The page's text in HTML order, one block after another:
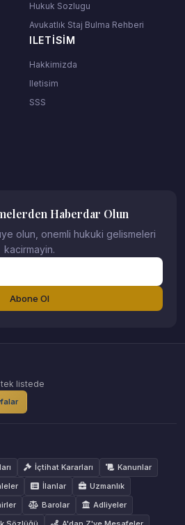
Hukuk Sozlugu
Avukatlık Staj Bulma Rehberi
ILETISIM
Hakkimizda
Iletisim
SSS
Haberdar Olun
olun, onemli hukuki gelismeleri
kacirmayin.
Abone Ol
listede
İçtihat Kararları
Kanunlar
İlanlar
Uzmanlık
Barolar
Adliyeler